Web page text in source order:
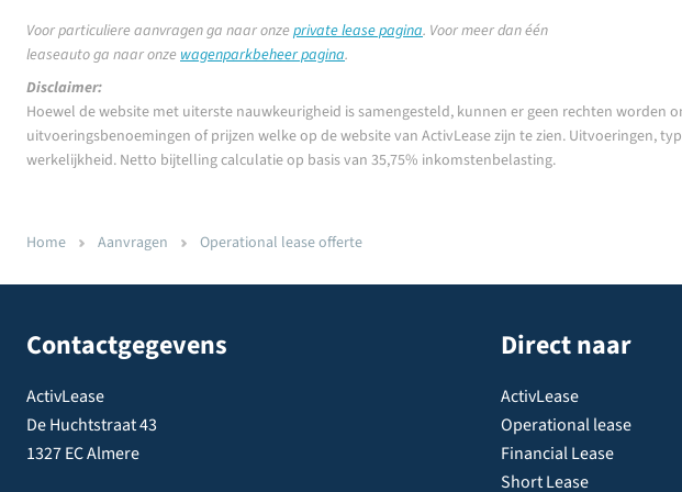
Voor particuliere aanvragen ga naar onzeprivate lease pagina. Voor meer dan één
leaseauto ga naar onzewagenparkbeheer pagina.
Disclaimer:
Hoewel de website met uiterste nauwkeurigheid is samengesteld, kunnen er geen rechten worden
uitvoeringsbenoemingen of prijzen welke op de website van ActivLease zijn te zien. Uitvoeringen,
werkelijkheid. Netto bijtelling calculatie op basis van 35,75% inkomstenbelasting.
Home Aanvragen Operational lease offerte
Contactgegevens
ActivLease
De Huchtstraat 43
1327 EC Almere
Direct naar
ActivLease
Operational lease
Financial Lease
Short Lease